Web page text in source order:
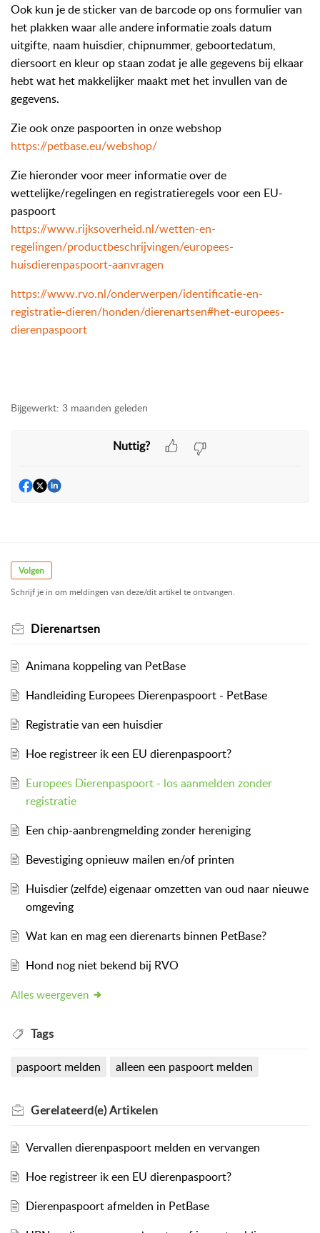
Ook kun je de sticker van de barcode op ons formulier van
het plakken waar alle andere informatie zoals datum
uitgifte, naam huisdier, chipnummer, geboortedatum,
diersoort en kleur op staan zodat je alle gegevens bij elkaar
hebt wat het makkelijker maakt met het invullen van de
gegevens.
Zie ook onze paspoorten in onze webshop
https://petbase.eu/webshop/
Zie hieronder voor meer informatie over de
wettelijke/regelingen en registratieregels voor een EU-
paspoort
https://www.rijksoverheid.nl/wetten-en-
regelingen/productbeschrijvingen/europees-
huisdierenpaspoort-aanvragen
https://www.rvo.nl/onderwerpen/identificatie-en-
registratie-dieren/honden/dierenartsen#het-europees-
dierenpaspoort
Bijgewerkt: 3 maanden geleden
Nuttig?
Volgen
Schrijf je in om meldingen van deze/dit artikel te ontvangen.
Dierenartsen
Animana koppeling van PetBase
Handleiding Europees Dierenpaspoort - PetBase
Registratie van een huisdier
Hoe registreer ik een EU dierenpaspoort?
Europees Dierenpaspoort - los aanmelden zonder
registratie
Een chip-aanbrengmelding zonder hereniging
Bevestiging opnieuw mailen en/of printen
Huisdier (zelfde) eigenaar omzetten van oud naar nieuwe
omgeving
Wat kan en mag een dierenarts binnen PetBase?
Hond nog niet bekend bij RVO
Alles weergeven
Tags
paspoort melden alleen een paspoort melden
Gerelateerd(e)Artikelen
Vervallen dierenpaspoort melden en vervangen
Hoe registreer ik een EU dierenpaspoort?
Dierenpaspoort afmelden in PetBase